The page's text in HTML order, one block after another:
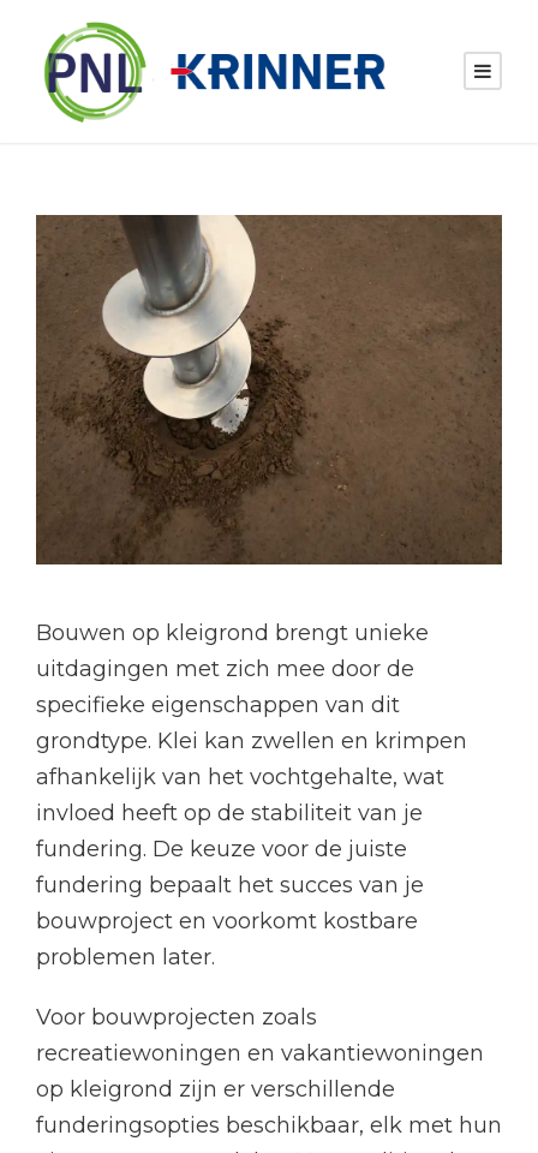
Bouwen op kleigrond brengt unieke
uitdagingen met zich mee door de
specifieke eigenschappen van dit
grondtype. Klei kan zwellen en krimpen
afhankelijk van het vochtgehalte, wat
invloed heeft op de stabiliteit van je
fundering. De keuze voor de juiste
fundering bepaalt het succes van je
bouwproject en voorkomt kostbare
problemen later.
Voor bouwprojecten zoals
recreatiewoningen en vakantiewoningen
op kleigrond zijn er verschillende
funderingsopties beschikbaar, elk met hun